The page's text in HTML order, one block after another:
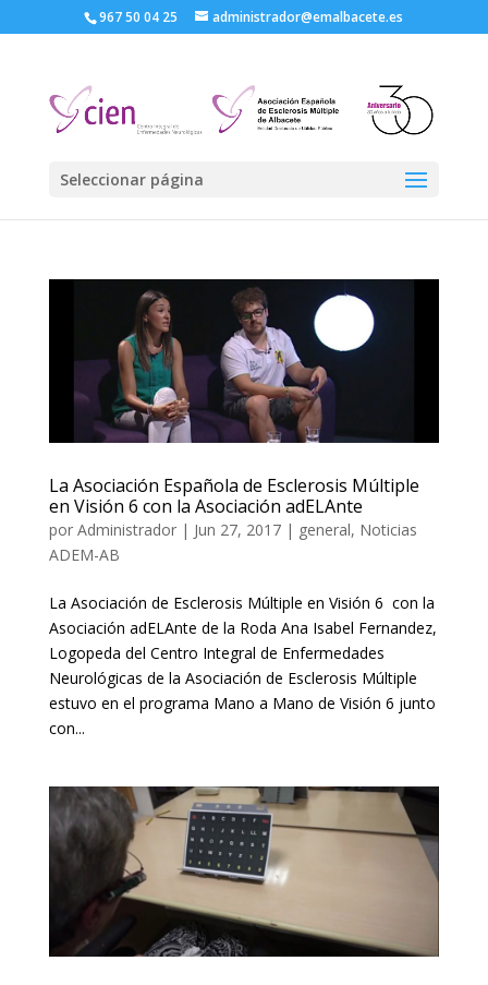
967 50 04 25 administrador@emalbacete.es
Seleccionar página
La Asociación Española de Esclerosis Múltiple
en Visión 6 con la Asociación adELAnte
por Administrador| Jun 27, 2017| general, Noticias
ADEM-AB
La Asociación de Esclerosis Múltiple en Visión 6 con la
Asociación adELAnte de la Roda Ana Isabel Fernandez,
Logopeda del Centro Integral de Enfermedades
Neurológicas de la Asociación de Esclerosis Múltiple
estuvo en el programa Mano a Mano de Visión 6 junto
con...